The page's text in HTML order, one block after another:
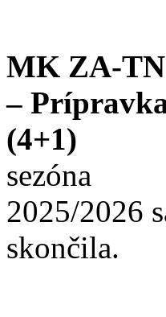
MK ZA-
–
(4+1)
sezóna
2025/2026
skončila.